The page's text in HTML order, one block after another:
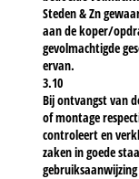
Steden & Zn
aan de koper/
gevolmachtigde
ervan.
3.10
Bij ontvangst van
of montage
controleert en
zaken in goede